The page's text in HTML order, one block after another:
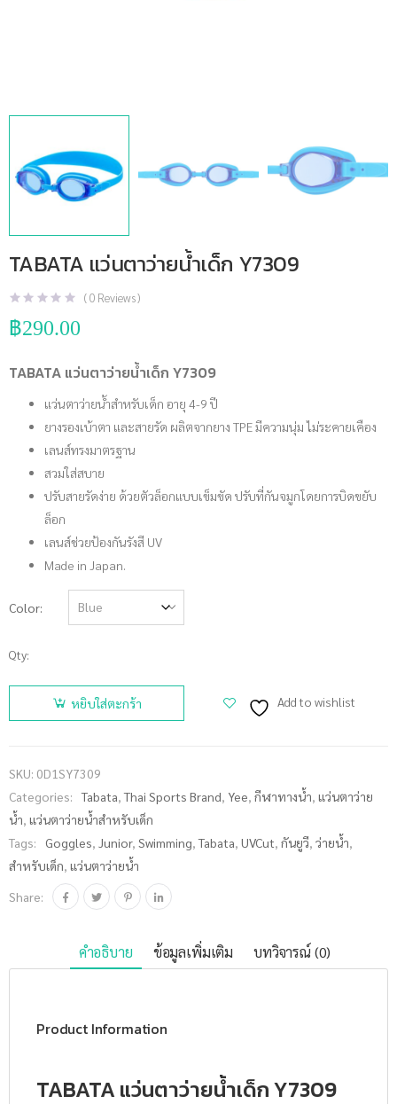
TABATA แว่นตาว่ายน้ำเด็ก Y7309
(0 Reviews )
฿290.00
TABATA แว่นตาว่ายน้ำเด็ก Y7309
แว่นตาว่ายน้ำสำหรับเด็ก อายุ 4-9 ปี
ยางรองเบ้าตา และสายรัด ผลิตจากยาง TPE มีความนุ่ม ไม่ระคายเคือง
เลนส์ทรงมาตรฐาน
สวมใส่สบาย
ปรับสายรัดง่าย ด้วยตัวล็อกแบบเข็มขัด ปรับที่กันจมูกโดยการบิดขยับ
ล็อก
เลนส์ช่วยป้องกันรังสี UV
Made in Japan.
Color
Qty:
จำนวน
TABATA
แว่นตาว่าย หยิบใส่ตะกร้า Add to wishlist
SKU: 0D1SY7309
Categories:
Tabata,Thai Sports Brand, Yee, กีฬาทางน้ำ, แว่นตาว่าย
น้ำ, แว่นตาว่ายน้ำสำหรับเด็ก
Tags:
Goggles, Junior, Swimming,Tabata, UVCut, กันยูวี, ว่ายน้ำ,
สำหรับเด็ก, แว่นตาว่ายน้ำ
Share:
คำอธิบาย ข้อมูลเพิ่มเติม บทวิจารณ์ (0)
Product Information
TABATA แว่นตาว่ายน้ำเด็ก Y7309